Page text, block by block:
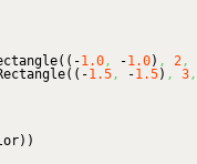
( ( -1.0, -1.0) , 2,
( ( -1.5, -1.5) , 3,
) )